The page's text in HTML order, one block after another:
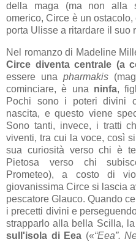
della maga (ma non alla
omerico, Circe è un
porta Ulisse a ritardare il suo
Nel romanzo di Madeline
Circe diventa centrale (a
essere una pharmakis
cominciare, è una ninfa,
Pochi sono i poteri divini
nascita, e questo viene
Sono tanti, invece, i tratti
viventi, tra cui la voce, così
sua curiosità verso chi è
Pietosa verso chi
Prometeo), a costo di
giovanissima Circe si lascia
pescatore Glauco. Quando
i precetti divini e
strapparlo alla bella Scilla,
sull'isola di Eea («“Eea”.